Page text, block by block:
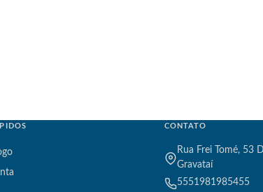
CONTATO
Rua Frei Tomé, 53
Gravataí
5551981985455